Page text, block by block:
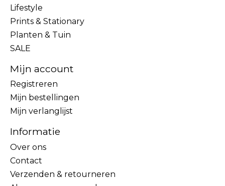
Lifestyle
Prints & Stationary
Planten & Tuin
SALE
Mijn account
Registreren
Mijn bestellingen
Mijn verlanglijst
Informatie
Over ons
Contact
Verzenden & retourneren